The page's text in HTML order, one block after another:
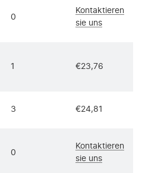
0
Kontaktieren
sie uns
1 €23,76
3 €24,81
0
Kontaktieren
sie uns